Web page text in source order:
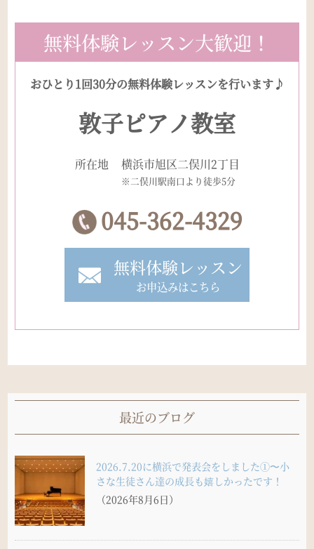
無料体験レッスン大歓迎！
おひとり1回30分の無料体験レッスンを行います♪
敦子ピアノ教室
所在地 横浜市旭区二俣川2丁目
※二俣川駅南口より徒歩5分
045-362-4329
無料体験レッスン
お申込みはこちら
最近のブログ
2026.7.20に横浜で発表会をしました①〜小
さな生徒さん達の成長も嬉しかったです！
（2026年8月6日）